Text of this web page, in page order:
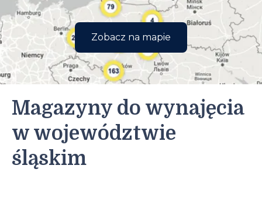
lubuskie
łódzkie
małopolskie
mazowieckie
podkarpackie
podlaskie
pomorskie
Zobacz na mapie
Magazyny do wynajęcia
w województwie
śląskim